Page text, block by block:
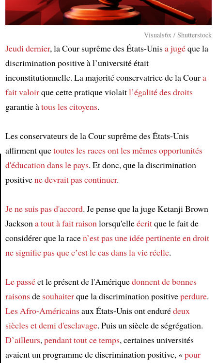
Article
Visuals6x / Shutterstock
Jeudi dernier, la Cour suprême des États-Unisa jugéque la
discrimination positive à l’université était
inconstitutionnelle. La majorité conservatrice de la Coura
fait valoirque cette pratique violaitl’égalité des droits
garantie àtous les citoyens.
Les conservateurs de la Cour suprême des États-Unis
affirment quetoutes les racesont les mêmes opportunités
d'éducationdans le pays. Et donc, que la discrimination
positivene devrait pas continuer.
Je ne suis pas d'accord. Je pense que la juge Ketanji Brown
Jacksona tout à fait raisonlorsqu'elleécritque le fait de
considérer que la racen’est pas une idée pertinente en droit
ne signifie pasque c’est le casdans la vie réelle.
Le passéet le présent de l'Amériquedonnent de bonnes
raisonsde souhaiterque la discrimination positiveperdure.
Les Afro-Américainsaux États-Unis ont endurédeux
siècles et demid'esclavage. Puis un siècle de ségrégation.
D’ailleurs,pendant tout ce temps, certaines universités
avaient un programme de discrimination positive, «pour